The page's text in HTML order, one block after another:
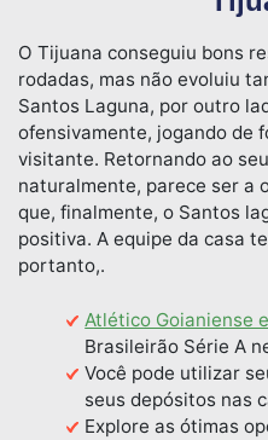
O Tijuana conseguiu bons
rodadas, mas não evoluiu
Santos Laguna, por outro
ofensivamente, jogando de
visitante. Retornando ao
naturalmente, parece ser a
que, finalmente, o Santos
positiva. A equipe da casa
portanto,.
Atlético Goianiense
Brasileirão Série A
Você pode utilizar
seus depósitos nas
Explore as ótimas